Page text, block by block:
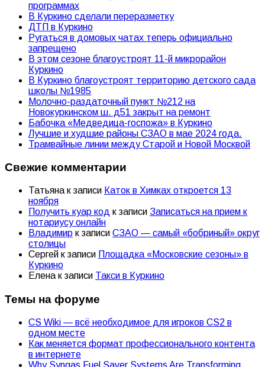
программах
В Куркино сделали переразметку
ДТП в Куркино
Ругаться в домовых чатах теперь официально
запрещено
В этом сезоне благоустроят 11-й микрорайон
Куркино
В Куркино благоустроят территорию детского сада
школы №1985
Молочно-раздаточный пункт №212 на
Новокуркинском ш. д51 закрыт на ремонт
Бабочка «Медведица-госпожа» в Куркино
Лучшие и худшие районы СЗАО в мае 2024 года.
Трамвайные линии между Старой и Новой Москвой
Свежие комментарии
Татьяна к записи Каток в Химках откроется 13
ноября
Получить куар код к записи Записаться на прием к
нотариусу онлайн
Владимир к записи СЗАО — самый «бобриный» округ
столицы
Сергей к записи Площадка «Московские сезоны» в
Куркино
Елена к записи Такси в Куркино
Темы на форуме
CS Wiki — всё необходимое для игроков CS2 в
одном месте
Как меняется формат профессионального контента
в интернете
Why Syngas Fuel Saver Systems Are Transforming